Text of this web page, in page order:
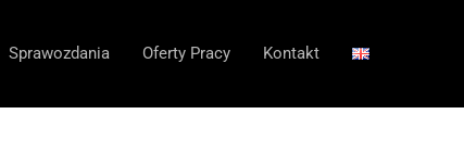
Sprawozdania Oferty Pracy Kontakt